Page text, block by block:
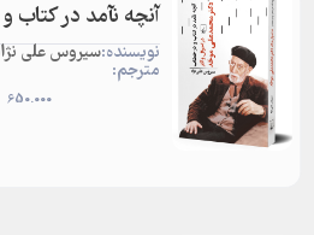
آنچه نآمد در کتاب
نویسنده:سیروس علی
مترجم:
650.000